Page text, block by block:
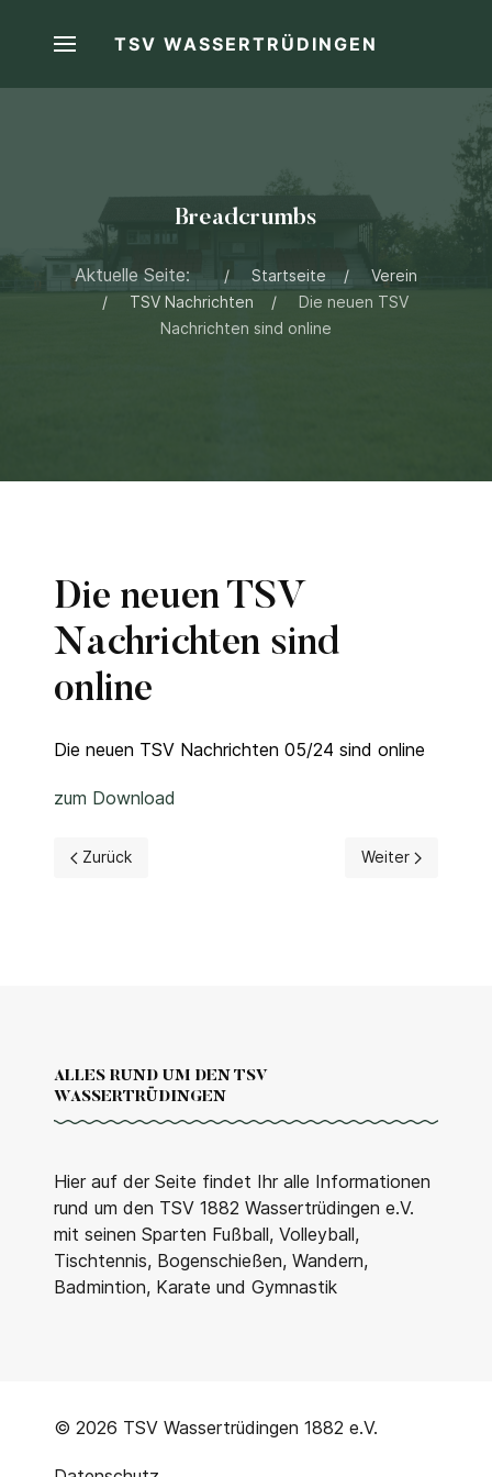
TSV WASSERTRÜDINGEN
Breadcrumbs
Aktuelle Seite: Startseite
Verein
TSV Nachrichten
Die neuen TSV
Nachrichten sind online
Die neuen TSV
Nachrichten sind
online
Die neuen TSV Nachrichten 05/24 sind online
zum Download
Vorheriger Beitrag: Die neuen TSV Nachrichten sind
Zurück Nächster
Weiter
ALLES RUND UM DEN TSV
WASSERTRÜDINGEN
Hier auf der Seite findet Ihr alle Informationen
rund um den TSV 1882 Wassertrüdingen e.V.
mit seinen Sparten Fußball, Volleyball,
Tischtennis, Bogenschießen, Wandern,
Badmintion, Karate und Gymnastik
© 2026 TSV Wassertrüdingen 1882 e.V.